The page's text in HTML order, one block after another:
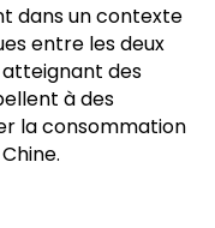
dans un contexte
entre les deux
atteignant des
à des
la consommation